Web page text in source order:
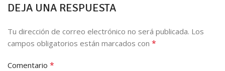
DEJA UNA RESPUESTA
Tu dirección de correo electrónico no será publicada. Los
campos obligatorios están marcados con *
Comentario *